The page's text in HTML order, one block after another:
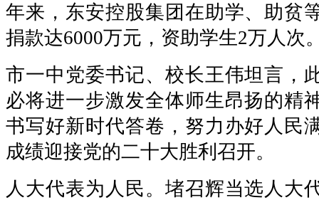
年来，东安控股集团在助学、助贫
捐款达6000万元，资助学生2万人次
市一中党委书记、校长王伟坦言，
必将进一步激发全体师生昂扬的精
书写好新时代答卷，努力办好人民
成绩迎接党的二十大胜利召开。
人大代表为人民。堵召辉当选人大